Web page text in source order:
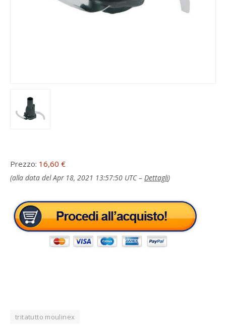
Prezzo: 16,60 €
(alla data del Apr 18, 2021 13:57:50 UTC – Dettagli)
tritatutto moulinex